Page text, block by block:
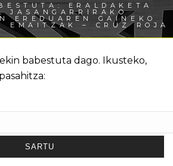
ERALDAKETA
JASANGARRIRAKO
EREDUAREN GAINEKO
EMAITZAK – CRUZ ROJA
babestuta dago. Ikusteko,